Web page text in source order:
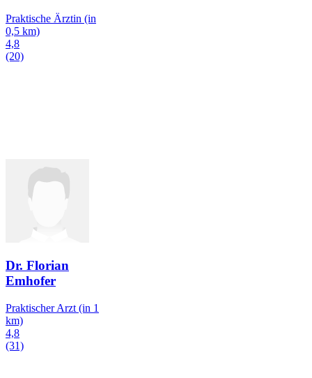
Praktische Ärztin (in
0,5 km)
4,8
(20)
Dr. Florian
Emhofer
Praktischer Arzt (in 1
km)
4,8
(31)